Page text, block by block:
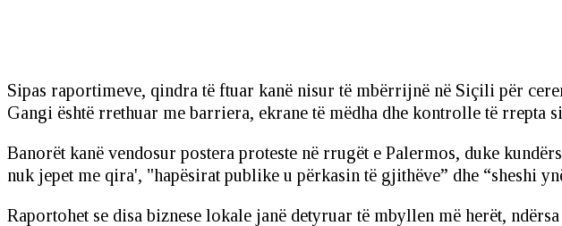
Sipas raportimeve, qindra të ftuar kanë nisur të mbërrijnë në Siçili për
Gangi është rrethuar me barriera, ekrane të mëdha dhe kontrolle të rrepta
Banorët kanë vendosur postera proteste në rrugët e Palermos, duke
nuk jepet me qira', "hapësirat publike u përkasin të gjithëve” dhe “sheshi
Raportohet se disa biznese lokale janë detyruar të mbyllen më herët,